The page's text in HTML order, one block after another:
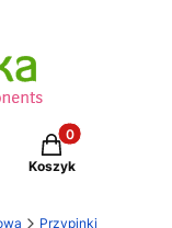
Produkty w
Koszyk
Przypinki